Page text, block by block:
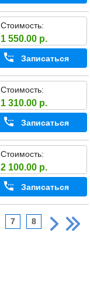
Стоимость:
1 550.00 р.
Записаться
Стоимость:
1 310.00 р.
Записаться
Стоимость:
2 100.00 р.
Записаться
7 8